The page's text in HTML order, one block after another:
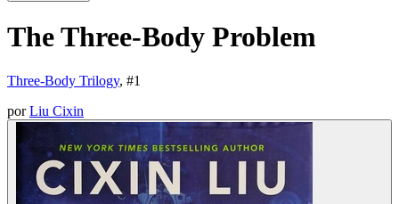
The Three-Body Problem
Three-Body Trilogy, #1
porLiu Cixin